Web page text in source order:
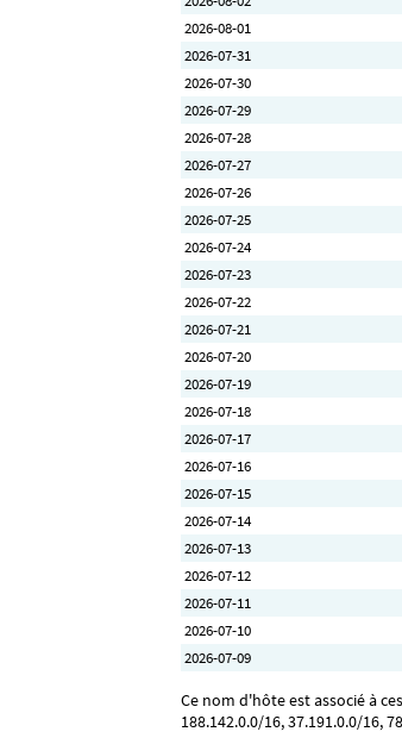
2026-08-01
2026-07-31
2026-07-30
2026-07-29
2026-07-28
2026-07-27
2026-07-26
2026-07-25
2026-07-24
2026-07-23
2026-07-22
2026-07-21
2026-07-20
2026-07-19
2026-07-18
2026-07-17
2026-07-16
2026-07-15
2026-07-14
2026-07-13
2026-07-12
2026-07-11
2026-07-10
2026-07-09
Ce nom d'hôte est associé à
188.142.0.0/16, 37.191.0.0/16,